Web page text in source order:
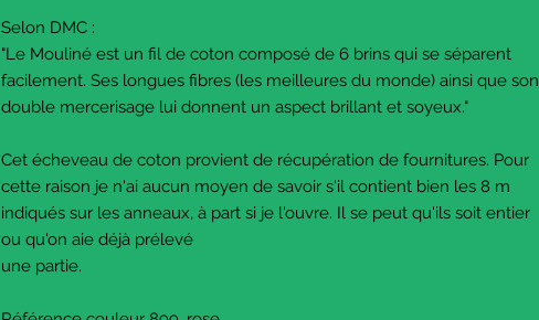
Selon DMC :
"Le Mouliné est un fil de coton composé de 6 brins qui se séparent
facilement. Ses longues fibres (les meilleures du monde) ainsi que son
double mercerisage lui donnent un aspect brillant et soyeux."
Cet écheveau de coton provient de récupération de fournitures. Pour
cette raison je n'ai aucun moyen de savoir s'il contient bien les 8 m
indiqués sur les anneaux, à part si je l'ouvre. Il se peut qu'ils soit entier
ou qu'on aie déjà prélevé
une partie.